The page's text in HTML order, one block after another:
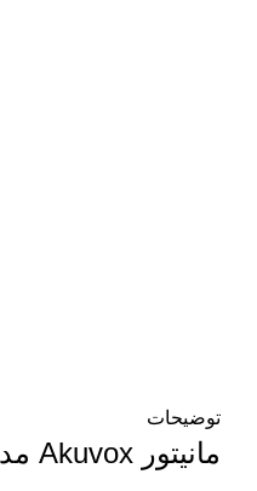
توضیحات
مانیتور Akuvox مدل S565